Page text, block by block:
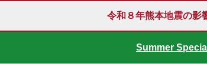
令和８年熊本地震の影
Summer